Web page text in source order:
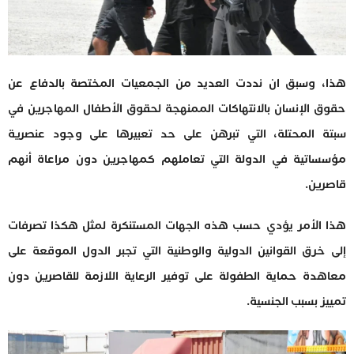
هذا، وسبق ان نددت العديد من الجمعيات المختصة بالدفاع عن
حقوق الإنسان بالانتهاكات الممنهجة لحقوق الأطفال المهاجرين في
سبتة المحتلة، التي تبرهن على حد تعبيرها على وجود عنصرية
مؤسساتية في الدولة التي تعاملهم كمهاجرين دون مراعاة أنهم
قاصرين.
هذا الأمر يؤدي حسب هذه الجهات المستنكرة لمثل هكذا تصرفات
إلى خرق القوانين الدولية والوطنية التي تجبر الدول الموقعة على
معاهدة حماية الطفولة على توفير الرعاية اللازمة للقاصرين دون
تمييز بسبب الجنسية.